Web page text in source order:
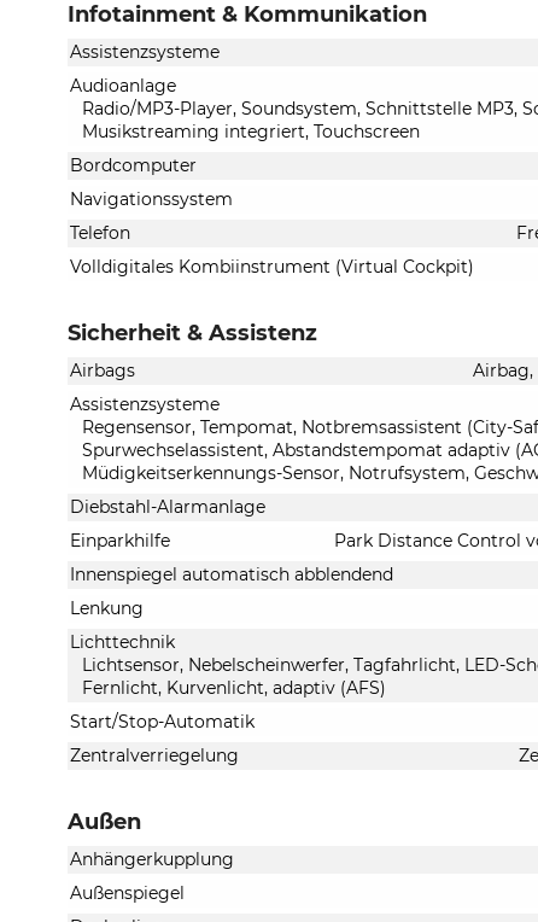
Infotainment & Kommunikation
Assistenzsysteme
Audioanlage
Radio/MP3-Player, Soundsystem, Schnittstelle MP3,
Musikstreaming integriert, Touchscreen
Bordcomputer
Navigationssystem
Telefon
Volldigitales Kombiinstrument (Virtual Cockpit)
Sicherheit & Assistenz
Airbags
Airbag,
Assistenzsysteme
Regensensor, Tempomat, Notbremsassistent (City-
Spurwechselassistent, Abstandstempomat adaptiv
Müdigkeitserkennungs-Sensor, Notrufsystem,
Diebstahl-Alarmanlage
Einparkhilfe
Park Distance Control
Innenspiegel automatisch abblendend
Lenkung
Lichttechnik
Lichtsensor, Nebelscheinwerfer, Tagfahrlicht, LED-
Fernlicht, Kurvenlicht, adaptiv (AFS)
Start/Stop-Automatik
Zentralverriegelung
Außen
Anhängerkupplung
Außenspiegel